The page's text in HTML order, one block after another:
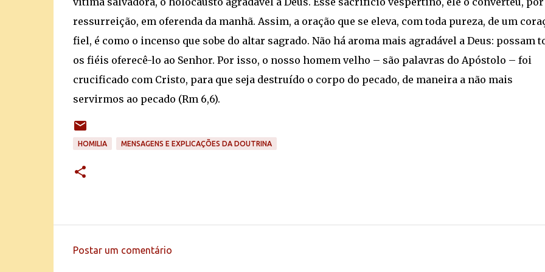
ressurreição, em oferenda da manhã. Assim, a oração que se eleva, com toda pureza, de um
fiel, é como o incenso que sobe do altar sagrado. Não há aroma mais agradável a Deus: possam
os fiéis oferecê-lo ao Senhor. Por isso, o nosso homem velho – são palavras do Apóstolo – foi
crucificado com Cristo, para que seja destruído o corpo do pecado, de maneira a não mais
servirmos ao pecado (Rm 6,6).
HOMILIA MENSAGENS E EXPLICAÇÕES DA DOUTRINA
Postar um comentário